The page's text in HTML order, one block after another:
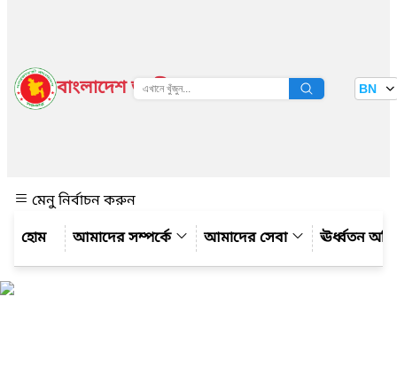
বাংলাদেশ জাতীয় তথ্য বাতায়ন BN
মেনু নির্বাচন করুন
আমাদের সম্পর্কে
আমাদের সেবা ঊর্ধ্বতন